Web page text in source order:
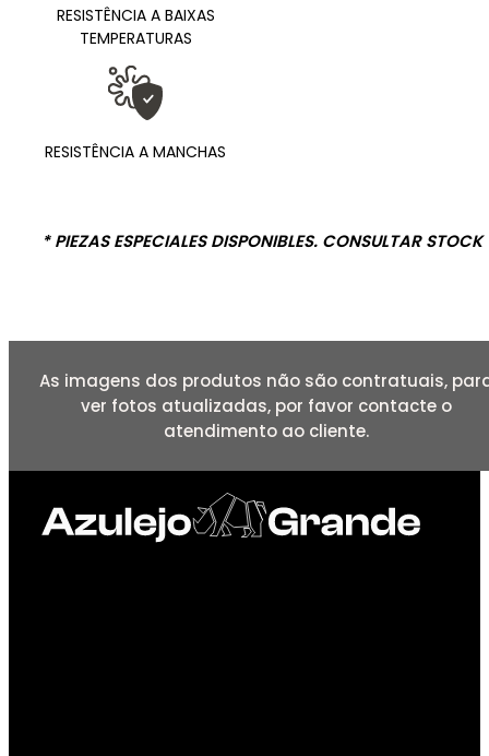
RESISTÊNCIA A BAIXAS
TEMPERATURAS
RESISTÊNCIA A MANCHAS
* PIEZAS ESPECIALES DISPONIBLES. CONSULTAR STOCK
As imagens dos produtos não são contratuais,
ver fotos atualizadas, por favor contacte o
atendimento ao cliente.